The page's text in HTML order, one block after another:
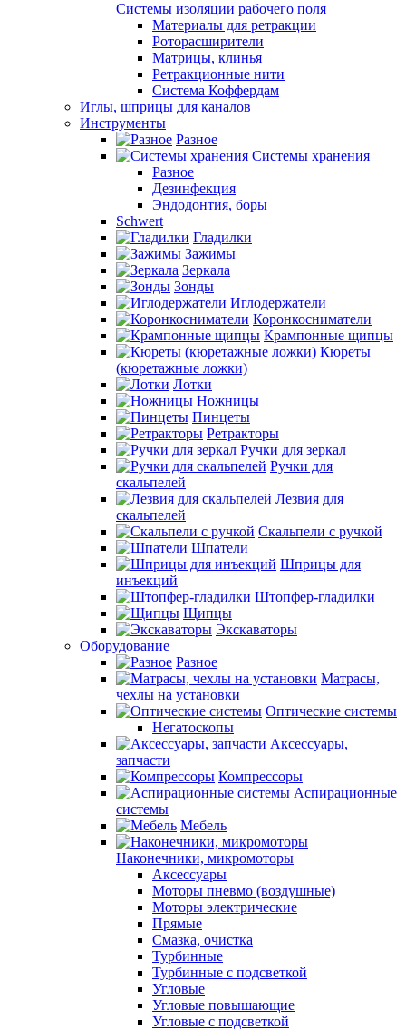
Системы изоляции рабочего поля
Материалы для ретракции
Роторасширители
Матрицы, клинья
Ретракционные нити
Система Коффердам
Иглы, шприцы для каналов
Инструменты
Разное
Системы хранения
Разное
Дезинфекция
Эндодонтия, боры
Schwert
Гладилки
Зажимы
Зеркала
Зонды
Иглодержатели
Коронкосниматели
Крампонные щипцы
Кюреты
(кюретажные ложки)
Лотки
Ножницы
Пинцеты
Ретракторы
Ручки для зеркал
Ручки для
скальпелей
Лезвия для
скальпелей
Скальпели с ручкой
Шпатели
Шприцы для
инъекций
Штопфер-гладилки
Щипцы
Экскаваторы
Оборудование
Разное
Матрасы,
чехлы на установки
Оптические системы
Негатоскопы
Аксессуары,
запчасти
Компрессоры
Аспирационные
системы
Мебель
Наконечники, микромоторы
Аксессуары
Моторы пневмо (воздушные)
Моторы электрические
Прямые
Смазка, очистка
Турбинные
Турбинные с подсветкой
Угловые
Угловые повышающие
Угловые с подсветкой